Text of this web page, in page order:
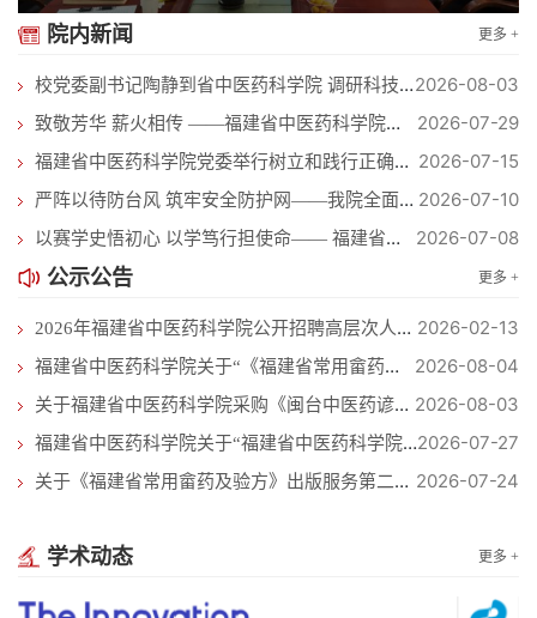
休仪式院内新闻 更多 +
2026-08-03
校党委副书记陶静到省中医药科学院 调研科技创新平台建设工作
2026-07-29
致敬芳华 薪火相传 ——福建省中医药科学院举办干部职工光荣退休...
2026-07-15
福建省中医药科学院党委举行树立和践行正确政绩观学习教育专题党...
2026-07-10
严阵以待防台风 筑牢安全防护网——我院全面部署防汛防台风安全...
2026-07-08
以赛学史悟初心 以学笃行担使命—— 福建省中医药科学院举办“七...
公示公告 更多 +
2026-02-13
2026年福建省中医药科学院公开招聘高层次人才方案
2026-08-04
福建省中医药科学院关于“《福建省常用畲药及验方》出版服务” ...
2026-08-03
关于福建省中医药科学院采购《闽台中医药谚语解读》著作出版服务...
2026-07-27
福建省中医药科学院关于“福建省中医药科学院实验动物中心保洁服...
2026-07-24
关于《福建省常用畲药及验方》出版服务第二次询价采购的公告
学术动态 更多 +